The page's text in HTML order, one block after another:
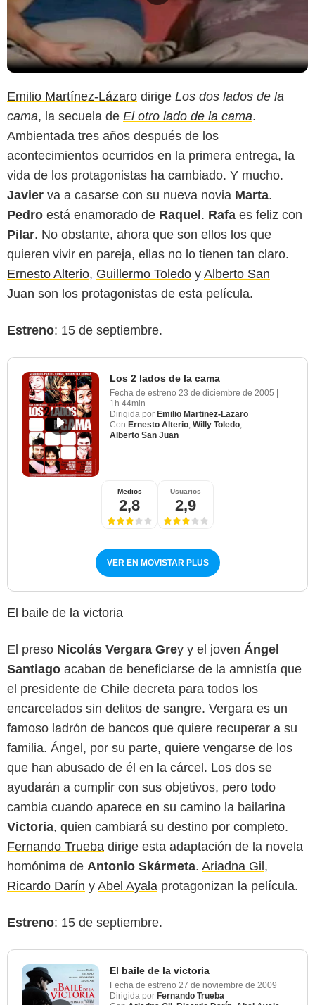
Emilio Martínez-Lázaro dirige Los dos lados de la
cama, la secuela de El otro lado de la cama.
Ambientada tres años después de los
acontecimientos ocurridos en la primera entrega, la
vida de los protagonistas ha cambiado. Y mucho.
Javier va a casarse con su nueva novia Marta.
Pedro está enamorado de Raquel. Rafa es feliz con
Pilar. No obstante, ahora que son ellos los que
quieren vivir en pareja, ellas no lo tienen tan claro.
Ernesto Alterio, Guillermo Toledo y Alberto San
Juan son los protagonistas de esta película.
Estreno: 15 de septiembre.
Los 2 lados de la cama
Fecha de estreno 23 de diciembre de 2005
1h 44min
Dirigida por Emilio Martinez-Lazaro
Con Ernesto Alterio, Willy Toledo,
Alberto San Juan
Medios
2,8
Usuarios
2,9
VER EN MOVISTAR PLUS
El baile de la victoria
El preso Nicolás Vergara Grey y el joven Ángel
Santiago acaban de beneficiarse de la amnistía que
el presidente de Chile decreta para todos los
encarcelados sin delitos de sangre. Vergara es un
famoso ladrón de bancos que quiere recuperar a su
familia. Ángel, por su parte, quiere vengarse de los
que han abusado de él en la cárcel. Los dos se
ayudarán a cumplir con sus objetivos, pero todo
cambia cuando aparece en su camino la bailarina
Victoria, quien cambiará su destino por completo.
Fernando Trueba dirige esta adaptación de la novela
homónima de Antonio Skármeta. Ariadna Gil,
Ricardo Darín y Abel Ayala protagonizan la película.
Estreno: 15 de septiembre.
El baile de la victoria
Fecha de estreno 27 de noviembre de 2009
Dirigida por Fernando Trueba